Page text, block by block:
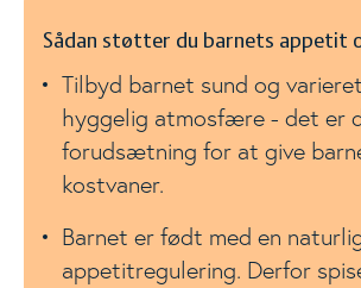
Sådan støtter du barnets appetit
Tilbyd barnet sund og
hyggelig atmosfære - det er
forudsætning for at give
kostvaner.
Barnet er født med en
appetitregulering. Derfor